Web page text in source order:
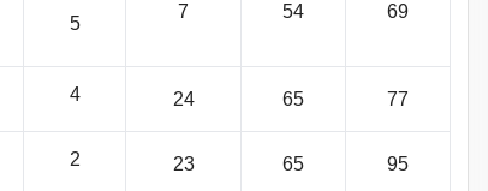
5
7 54 69
4 24 65 77
2 23 65 95